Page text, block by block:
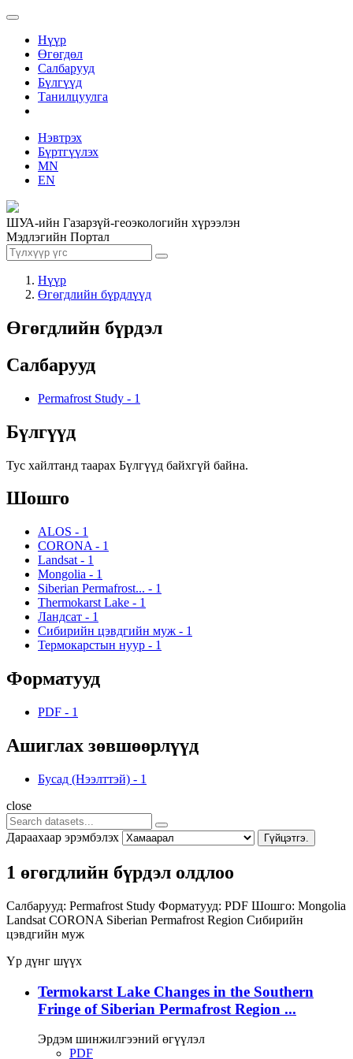
Нүүр
Өгөгдөл
Салбарууд
Бүлгүүд
Танилцуулга
Нэвтрэх
Бүртгүүлэх
MN
EN
ШУА-ийн Газарзүй-геоэкологийн хүрээлэн
Мэдлэгийн Портал
Нүүр
Өгөгдлийн бүрдлүүд
Өгөгдлийн бүрдэл
Салбарууд
Permafrost Study - 1
Бүлгүүд
Тус хайлтанд таарах Бүлгүүд байхгүй байна.
Шошго
ALOS - 1
CORONA - 1
Landsat - 1
Mongolia - 1
Siberian Permafrost... - 1
Thermokarst Lake - 1
Ландсат - 1
Сибирийн цэвдгийн муж - 1
Термокарстын нуур - 1
Форматууд
PDF - 1
Ашиглах зөвшөөрлүүд
Бусад (Нээлттэй) - 1
close
Дараахаар эрэмбэлэх Гүйцэтгэ.
1 өгөгдлийн бүрдэл олдлоо
Салбарууд: Permafrost Study Форматууд: PDF Шошго: Mongolia
Landsat CORONA Siberian Permafrost Region Сибирийн
цэвдгийн муж
Үр дүнг шүүх
Termokarst Lake Changes in the Southern
Fringe of Siberian Permafrost Region ...
Эрдэм шинжилгээний өгүүлэл
PDF